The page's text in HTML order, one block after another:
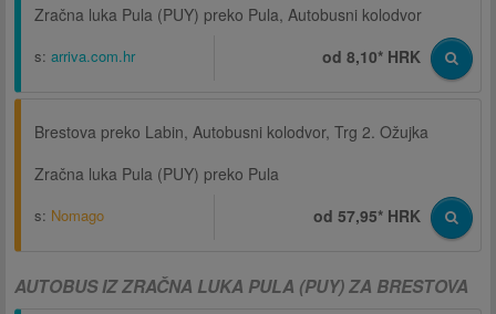
Zračna luka Pula (PUY) preko Pula, Autobusni kolodvor
s: arriva.com.hr od 8,10* HRK
Brestova preko Labin, Autobusni kolodvor, Trg 2. Ožujka
Zračna luka Pula (PUY) preko Pula
s: Nomago od 57,95* HRK
AUTOBUS IZ ZRAČNA LUKA PULA (PUY) ZA BRESTOVA